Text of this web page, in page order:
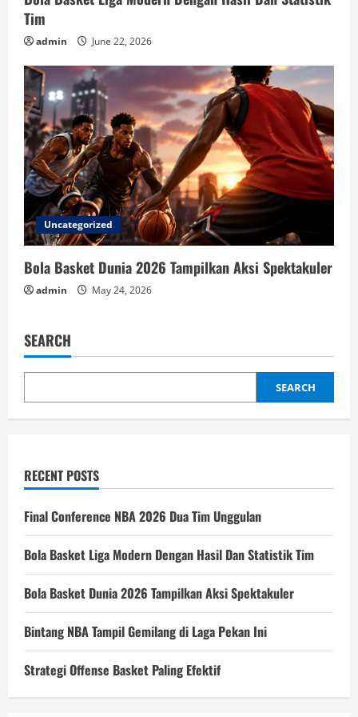
Tim
admin June 22, 2026
Uncategorized
Bola Basket Dunia 2026 Tampilkan Aksi Spektakuler
admin May 24, 2026
SEARCH
SEARCH
RECENT POSTS
Final Conference NBA 2026 Dua Tim Unggulan
Bola Basket Liga Modern Dengan Hasil Dan Statistik Tim
Bola Basket Dunia 2026 Tampilkan Aksi Spektakuler
Bintang NBA Tampil Gemilang di Laga Pekan Ini
Strategi Offense Basket Paling Efektif